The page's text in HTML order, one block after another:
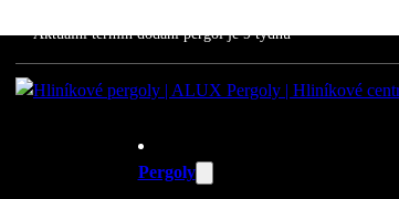
Aktuální termín dodání pergol je 9 týdnů
Pergoly